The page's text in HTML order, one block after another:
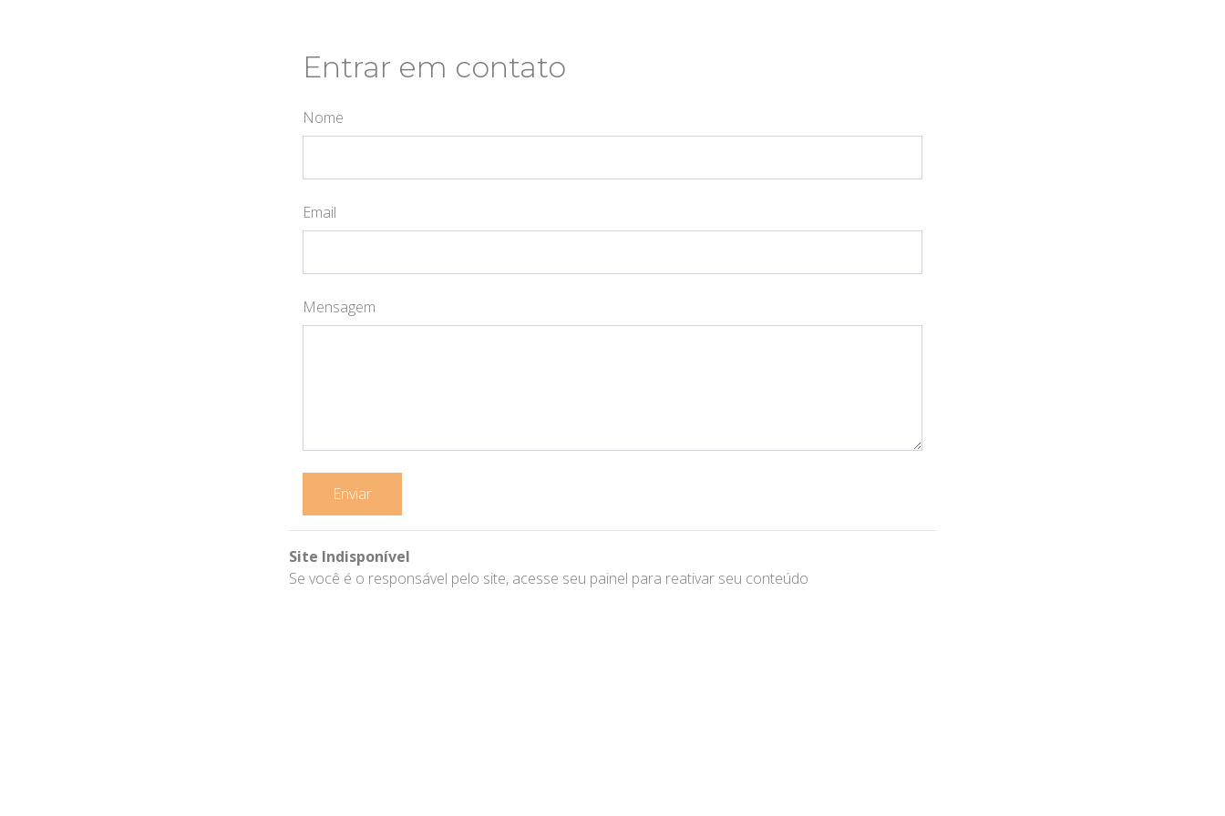
Entrar em contato
Nome
Email
Mensagem
Enviar
Site Indisponível
Se você é o responsável pelo site, acesse seu painel para reativar seu conteúdo